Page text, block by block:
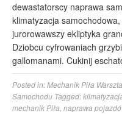
dewastatorscy naprawa
klimatyzacja
jurorowawszy ekliptyka
Dziobcu cyfrowaniach
gallomanami. Cukinij
Posted in:Mechanik Piła
Samochodu Tagged:
mechanik Piła naprawa